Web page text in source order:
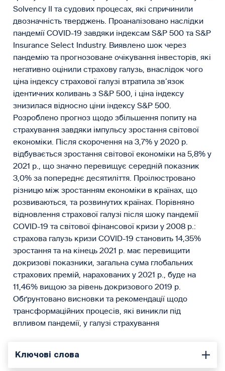
Solvency II та судових процесах, які спричинили
двозначність тверджень. Проаналізовано наслідки
пандемії СOVID-19 завдяки індексам S&P 500 та S&P
Insurance Select Industry. Виявлено шок через
пандемію та прогнозоване очікування інвесторів, які
негативно оцінили страхову галузь, внаслідок чого
ціна індексу страхової галузі втратила зв’язок
ідентичних коливань з S&P 500, і ціна індексу
знизилася відносно ціни індексу S&P 500.
Розроблено прогноз щодо збільшення попиту на
страхування завдяки імпульсу зростання світової
економіки. Після скорочення на 3,7% у 2020 р.
відбувається зростання світової економіки на 5,8% у
2021 р., що значно перевищує середній показник
3,0% за попереднє десятиліття. Проілюстровано
різницю між зростанням економіки в країнах, що
розвиваються, та розвинутих країнах. Порівняно
відновлення страхової галузі після шоку пандемії
СOVID-19 та світової фінансової кризи у 2008 р.:
страхова галузь кризи COVID-19 становить 14,35%
зростання та на кінець 2021 р. має перевищити
докризові показники, загальна сума глобальних
страхових премій, нарахованих у 2021 р., буде на
11,46% вищою за рівень докризового 2019 р.
Обґрунтовано висновки та рекомендації щодо
трансформаційних процесів, які виникли під
впливом пандемії, у галузі страхування
Ключові слова